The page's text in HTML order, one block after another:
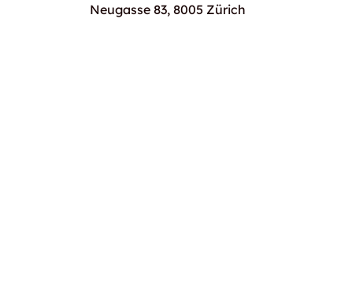
Neugasse 83, 8005 Zürich